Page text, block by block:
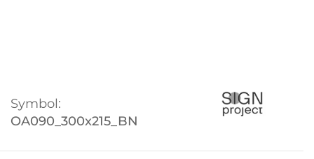
Symbol:
OA090_300x215_BN